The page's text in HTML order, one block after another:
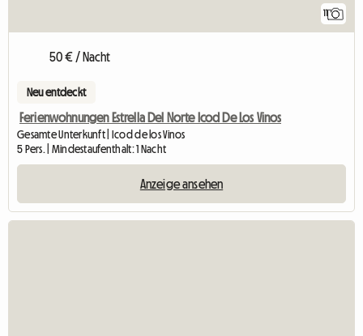
11
50 € / Nacht
Neu entdeckt
Ferienwohnungen Estrella Del Norte Icod De Los Vinos
Gesamte Unterkunft | Icod de los Vinos
5 Pers. | Mindestaufenthalt: 1 Nacht
Anzeige ansehen